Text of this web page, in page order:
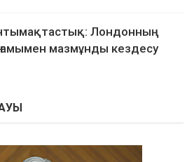
Лондонның
мазмұнды кездесу